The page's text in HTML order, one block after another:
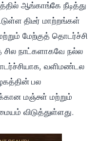
ஆங்காங்கே நீடித்து
திடீர் மாற்றங்கள்
மேற்குத் தொடர்ச்சி
சில நாட்களாகவே நல்ல
வளிமண்டல
பல
மஞ்சள் மற்றும்
விடுத்துள்ளது.